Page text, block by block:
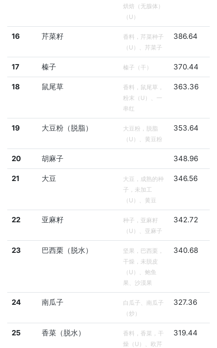
烘焙（无腺体）
（U）
16 芹菜籽
香料，芹菜种子
（U）、芹菜子
386.64
17 榛子 榛子（干） 370.44
18 鼠尾草
香料，鼠尾草，
粉末（U）、一
串红
363.36
19 大豆粉（脱脂）
大豆粉，脱脂
（U）、黄豆粉
353.64
20 胡麻子 348.96
21 大豆
大豆，成熟的种
子，未加工
（U）、黄豆
346.56
22 亚麻籽
种子，亚麻籽
（U）、亚麻子
342.72
23 巴西栗（脱水）
坚果，巴西栗，
干燥，未脱皮
（U）、鲍鱼
果、沙漠果
340.68
24 南瓜子
白瓜子、南瓜子
（炒）
327.36
25 香菜（脱水）
香料，香菜，干
燥（U）、欧芹
319.44